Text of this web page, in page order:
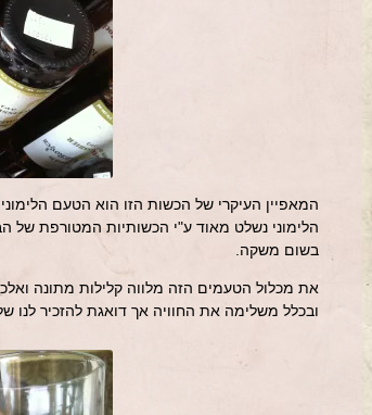
המאפיין העיקרי של הכשות הזו הוא הטעם
הלימוני נשלט מאוד ע"י הכשותיות המטורפת של
בשום משקה.
את מכלול הטעמים הזה מלווה קלילות מתונה
ובכלל משלימה את החוויה אך דואגת להזכיר לנו